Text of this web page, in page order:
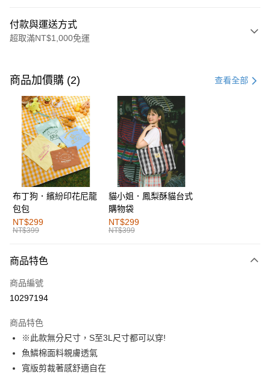
付款與運送方式
超取滿NT$1,000免運
信用卡一次付款
購物金
超商取貨付款
LINE Pay
街口支付
運送方式
全家取貨付款
每筆NT$60，滿NT$1,000(含以上)免運費
付款後全家取貨
萊爾富取貨付款
付款後萊爾富取貨
每筆NT$60，滿NT$1,000(含以上)免運費
7-11取貨付款
商品加價購 (2) 查看全部
布丁狗．繽紛印花尼龍
包包
NT$299
NT$399
貓小姐．鳳梨酥貓台式
購物袋
NT$299
NT$399
商品特色
商品編號
10297194
商品特色
※此款無分尺寸，S至3L尺寸都可以穿!
魚鱗棉面料親膚透氣
寬版剪裁著感舒適自在